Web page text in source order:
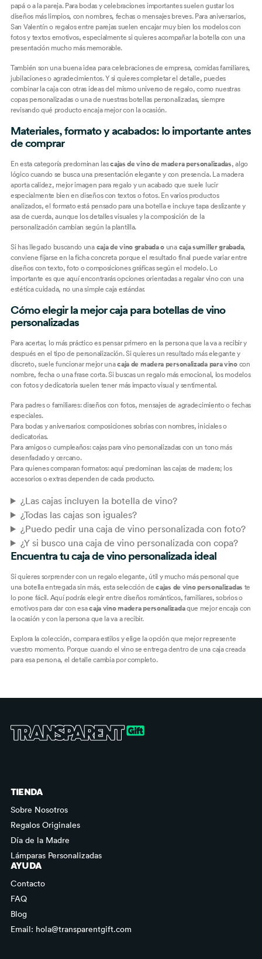
papá o a la pareja. Para bodas y celebraciones importantes suelen gustar los
diseños más limpios, con nombres, fechas o mensajes breves. Para aniversarios,
San Valentín o regalos entre parejas suelen encajar muy bien los modelos con
fotos y textos emotivos, especialmente si quieres acompañar la botella con una
presentación mucho más memorable.
También son una buena idea para celebraciones de empresa, comidas familiares,
jubilaciones o agradecimientos. Y si quieres completar el detalle, puedes
combinar la caja con otras ideas del mismo universo de regalo, como nuestras
copas personalizadas o una de nuestras botellas personalizadas, siempre
revisando qué producto encaja mejor con la ocasión.
Materiales, formato y acabados: lo importante antes
de comprar
En esta categoría predominan lascajas de vino de madera personalizadas, algo
lógico cuando se busca una presentación elegante y con presencia. La madera
aporta calidez, mejor imagen para regalo y un acabado que suele lucir
especialmente bien en diseños con textos o fotos. En varios productos
analizados, el formato está pensado para una botella e incluye tapa deslizante y
asa de cuerda, aunque los detalles visuales y la composición de la
personalización cambian según la plantilla.
Si has llegado buscando una caja de vino grabada o una caja sumiller grabada,
conviene fijarse en la ficha concreta porque el resultado final puede variar entre
diseños con texto, foto o composiciones gráficas según el modelo. Lo
importante es que aquí encontrarás opciones orientadas a regalar vino con una
estética cuidada, no una simple caja estándar.
Cómo elegir la mejor caja para botellas de vino
personalizadas
Para acertar, lo más práctico es pensar primero en la persona que la va a recibir y
después en el tipo de personalización. Si quieres un resultado más elegante y
discreto, suele funcionar mejor unacaja de madera personalizada para vinocon
nombre, fecha o una frase corta. Si buscas un regalo más emocional, los modelos
con fotos y dedicatoria suelen tener más impacto visual y sentimental.
Para padres o familiares: diseños con fotos, mensajes de agradecimiento o fechas
especiales.
Para bodas y aniversarios: composiciones sobrias con nombres, iniciales o
dedicatorias.
Para amigos o cumpleaños: cajas para vino personalizadas con un tono más
desenfadado y cercano.
Para quienes comparan formatos: aquí predominan las cajas de madera; los
accesorios o extras dependen de cada producto.
¿Las cajas incluyen la botella de vino?
¿Todas las cajas son iguales?
¿Puedo pedir una caja de vino personalizada con foto?
¿Y si busco una caja de vino personalizada con copa?
Encuentra tu caja de vino personalizada ideal
Si quieres sorprender con un regalo elegante, útil y mucho más personal que
una botella entregada sin más, esta selección decajas de vino personalizadas te
lo pone fácil. Aquí podrás elegir entre diseños románticos, familiares, sobrios o
emotivos para dar con esacaja vino madera personalizadaque mejor encaja con
la ocasión y con la persona que la va a recibir.
Explora la colección, compara estilos y elige la opción que mejor represente
vuestro momento. Porque cuando el vino se entrega dentro de una caja creada
para esa persona, el detalle cambia por completo.
TIENDA
Sobre Nosotros
Regalos Originales
Día de la Madre
Lámparas Personalizadas
AYUDA
Contacto
FAQ
Blog
Email: hola@transparentgift.com